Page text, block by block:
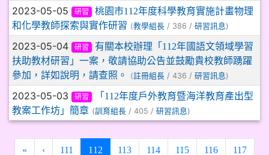
2023-05-05 研習
桃園市112年度科學教育實施計畫物理
和化學教師探索與實作研習 (教學組長 / 386 / 研習訊息 )
2023-05-04 研習
有關本校辦理「112年國語文領域學習
扶助教材研習」一案，敬請協助公告並鼓勵貴校教師踴躍
參加，詳如說明，請查照。
(註冊組長 / 436 / 研習訊息 )
2023-05-03 研習
「112年度戶外教育暨海洋教育產出型
教案工作坊」簡章 (訓育組長 / 405 / 研習訊息 )
« ‹ 111 112 (current)
113 114 115 116 117